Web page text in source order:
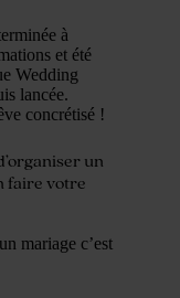
à
et été
Wedding
lancée.
concrétisé !
un
faire votre
mariage c’est